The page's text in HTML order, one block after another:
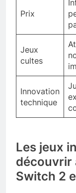
Prix
Jeux
cultes
Innovation
technique
Les jeux
découvrir
Switch 2